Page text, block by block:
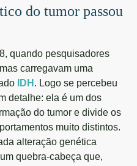
do tumor passou
quando pesquisadores
carregavam uma
IDH . Logo se percebeu
detalhe: ela é um dos
do tumor e divide os
muito distintos.
alteração genética
quebra-cabeça que,